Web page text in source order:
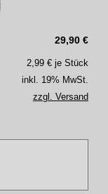
29,90 €
2,99 € je Stück
inkl. 19% MwSt.
zzgl. Versand